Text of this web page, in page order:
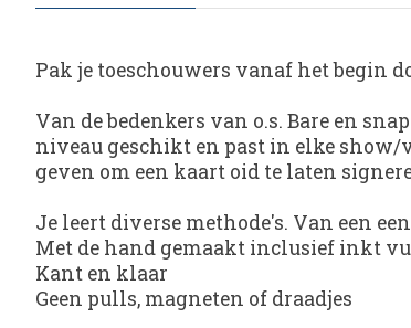
Pak je toeschouwers vanaf het begin
Van de bedenkers van o.s. Bare en
niveau geschikt en past in elke show/
geven om een kaart oid te laten
Je leert diverse methode's. Van een
Met de hand gemaakt inclusief inkt
Kant en klaar
Geen pulls, magneten of draadjes